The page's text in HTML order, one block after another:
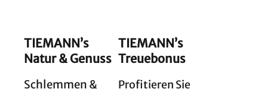
TIEMANN’s
Natur & Genuss
Schlemmen &
TIEMANN’s
Treuebonus
Profitieren Sie